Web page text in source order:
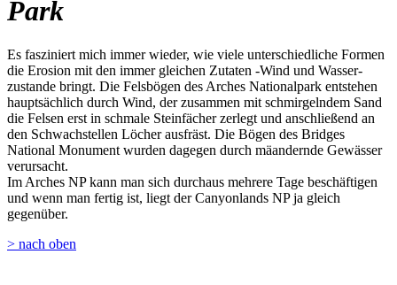
Park
Es fasziniert mich immer wieder, wie viele unterschiedliche Formen
die Erosion mit den immer gleichen Zutaten -Wind und Wasser-
zustande bringt. Die Felsbögen des Arches Nationalpark entstehen
hauptsächlich durch Wind, der zusammen mit schmirgelndem Sand
die Felsen erst in schmale Steinfächer zerlegt und anschließend an
den Schwachstellen Löcher ausfräst. Die Bögen des Bridges
National Monument wurden dagegen durch mäandernde Gewässer
verursacht.
Im Arches NP kann man sich durchaus mehrere Tage beschäftigen
und wenn man fertig ist, liegt der Canyonlands NP ja gleich
gegenüber.
> nach oben